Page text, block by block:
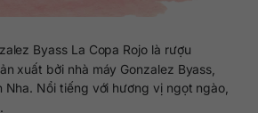
Byass La Copa Rojo là rượu
xuất bởi nhà máy Gonzalez Byass,
Nha. Nổi tiếng với hương vị ngọt ngào,